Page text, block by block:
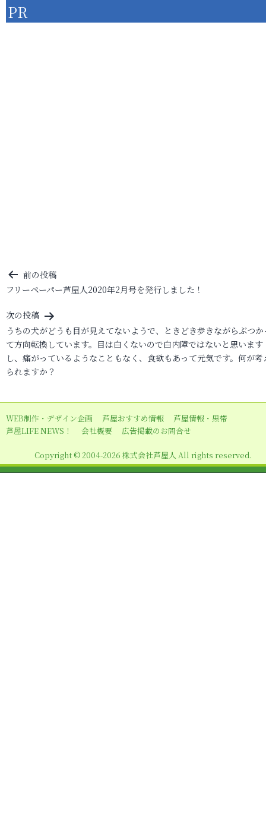
PR
投
稿
ナ
ビ
ゲ
ー
ョ
ン
前の投稿
フリーペーパー芦屋人2020年2月号を発行しました！
次の投稿
うちの犬がどうも目が見えてないようで、ときどき歩きながらぶつか
て方向転換しています。目は白くないので白内障ではないと思います
し、痛がっているようなこともなく、食欲もあって元気です。何が考
られますか？
WEB制作・デザイン企画 芦屋おすすめ情報
芦屋情報・黒帯
芦屋LIFE NEWS！
会社概要 広告掲載のお問合せ
Copyright © 2004-2026 株式会社芦屋人 All rights reserved.